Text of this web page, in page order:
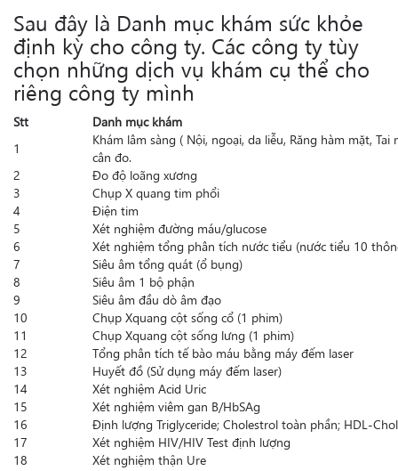
Sau đây là Danh mục khám sức khỏe
định kỳ cho công ty. Các công ty tùy
chọn những dịch vụ khám cụ thể cho
riêng công ty mình
Stt
Danh mục khám
1
Khám lâm sàng ( Nội, ngoại, da liễu, Răng hàm mặt,
cân đo.
2
Đo độ loãng xương
3
Chụp X quang tim phổi
4
Điện tim
5
Xét nghiệm đường máu/glucose
6
Xét nghiệm tổng phân tích nước tiểu (nước tiểu 10
7
Siêu âm tổng quát (ổ bụng)
8
Siêu âm 1 bộ phận
9
Siêu âm đầu dò âm đạo
10
Chụp Xquang cột sống cổ (1 phim)
11
Chụp Xquang cột sống lưng (1 phim)
12
Tổng phân tích tế bào máu bằng máy đếm laser
13
Huyết đồ (Sử dụng máy đếm laser)
14
Xét nghiệm Acid Uric
15
Xét nghiệm viêm gan B/HbSAg
16
Định lượng Triglyceride; Cholestrol toàn phần; HDL-
17
Xét nghiệm HIV/HIV Test định lượng
18
Xét nghiệm thận Ure